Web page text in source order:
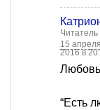
Читатель
15
2016 в
“Есть